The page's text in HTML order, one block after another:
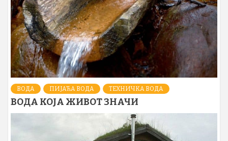
ВОДА ПИЈАЋА ВОДА ТЕХНИЧКА ВОДА
ВОДА КОЈА ЖИВОТ ЗНАЧИ